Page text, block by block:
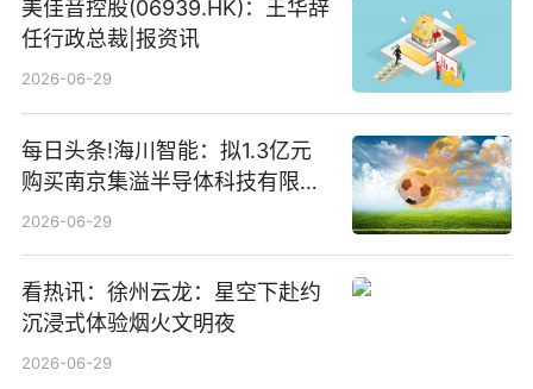
美佳音控股(06939.HK)：王华辞
任行政总裁|报资讯
2026-06-29
每日头条!海川智能：拟1.3亿元
购买南京集溢半导体科技有限公
司15.3%股权
2026-06-29
看热讯：徐州云龙：星空下赴约
沉浸式体验烟火文明夜
2026-06-29